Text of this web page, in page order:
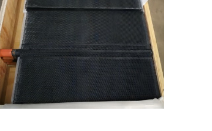
氯碱工业用钛阳极